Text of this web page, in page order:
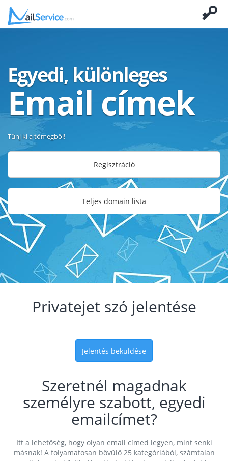
Egyedi, különleges
Email címek
Tűnj ki a tömegből!
Regisztráció
Teljes domain lista
Privatejet szó jelentése
Jelentés beküldése
Szeretnél magadnak
személyre szabott, egyedi
emailcímet?
Itt a lehetőség, hogy olyan email címed legyen, mint senki
másnak! A folyamatosan bővülő 25 kategóriából, számtalan